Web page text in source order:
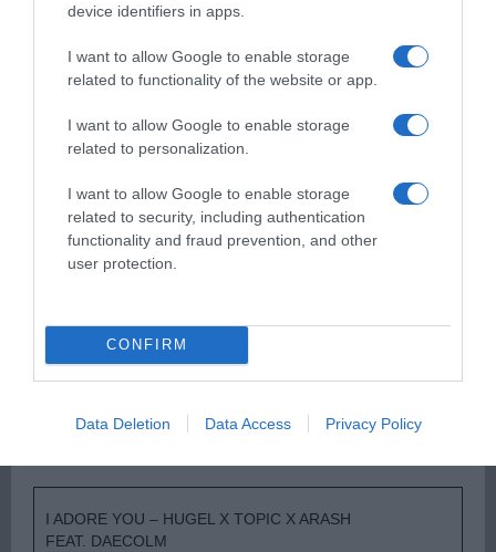
device identifiers in apps.
I want to allow Google to enable storage
related to functionality of the website or app.
I want to allow Google to enable storage
related to personalization.
I want to allow Google to enable storage
related to security, including authentication
functionality and fraud prevention, and other
user protection.
CONFIRM
Data Deletion Data Access Privacy Policy
Παρακαλώ Περιμένετε...
ΝΙΚΟΣ
I ADORE YOU – HUGEL X TOPIC X ARASH
FEAT. DAECOLM